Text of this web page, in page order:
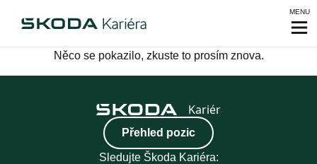
MENU
Něco se pokazilo, zkuste to prosím znova.
Přehled pozic
Sledujte Škoda Kariéra: